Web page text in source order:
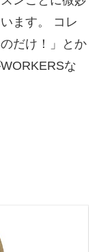
ます。 コレ
だけ！」とか
な